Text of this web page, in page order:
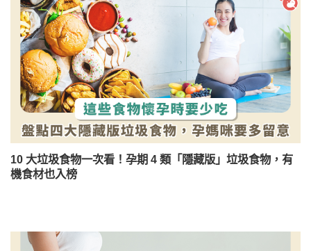
10 大垃圾食物一次看！孕期 4 類「隱藏版」垃圾食物，有
機食材也入榜